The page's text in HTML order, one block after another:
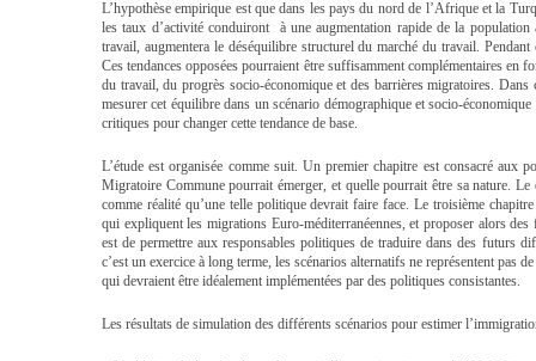
L’hypothèse empirique est que dans les pays du nord de l’Afrique et la
les taux d’activité conduiront à une augmentation rapide de la
travail, augmentera le déséquilibre structurel du marché du travail.
Ces tendances opposées pourraient être suffisamment complémentaires en
du travail, du progrès socio-économique et des barrières migratoires. Dans
mesurer cet équilibre dans un scénario démographique et socio-
critiques pour changer cette tendance de base.
L’étude est organisée comme suit. Un premier chapitre est consacré
Migratoire Commune pourrait émerger, et quelle pourrait être sa nature.
comme réalité qu’une telle politique devrait faire face. Le troisième
qui expliquent les migrations Euro-méditerranéennes, et proposer alors
est de permettre aux responsables politiques de traduire dans des futurs
c’est un exercice à long terme, les scénarios alternatifs ne représentent pas
qui devraient être idéalement implémentées par des politiques consistantes.
Les résultats de simulation des différents scénarios pour estimer